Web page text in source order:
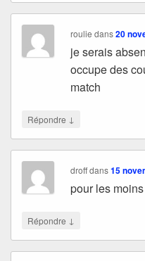
roulie dans20
je serais
occupe des
match
Répondre ↓
droffdans15
pour les
Répondre ↓